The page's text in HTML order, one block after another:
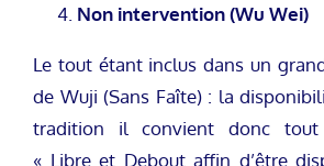
Non intervention (Wu Wei)
Le tout étant inclus dans un
de Wuji (Sans Faîte) : la
tradition il convient donc tout
« Libre et Debout affin d’être